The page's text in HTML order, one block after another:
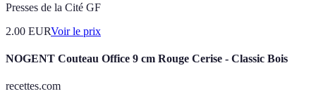
Presses de la Cité GF
2.00 EURVoir le prix
NOGENT Couteau Office 9 cm Rouge Cerise - Classic Bois
recettes.com